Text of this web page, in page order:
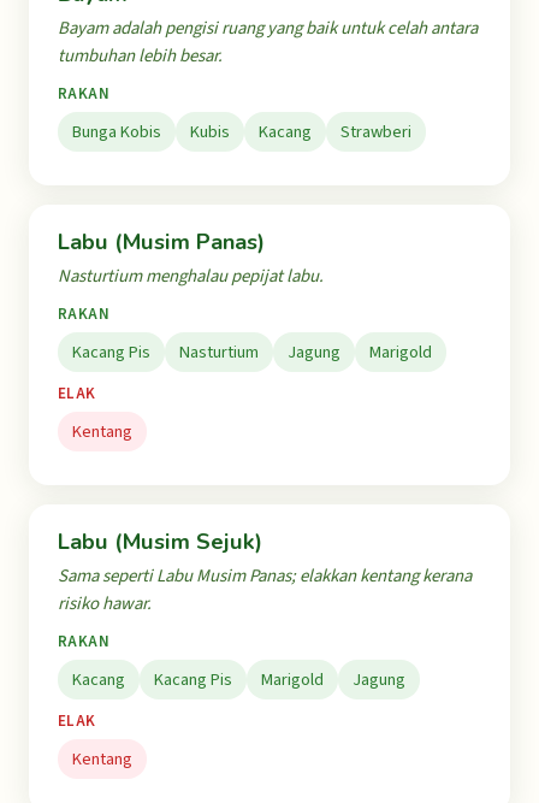
Bayam adalah pengisi ruang yang baik untuk celah antara
tumbuhan lebih besar.
RAKAN
Bunga Kobis Kubis Kacang Strawberi
Labu (Musim Panas)
Nasturtium menghalau pepijat labu.
RAKAN
Kacang Pis Nasturtium Jagung Marigold
ELAK
Kentang
Labu (Musim Sejuk)
Sama seperti Labu Musim Panas; elakkan kentang kerana
risiko hawar.
RAKAN
Kacang Kacang Pis Marigold Jagung
ELAK
Kentang